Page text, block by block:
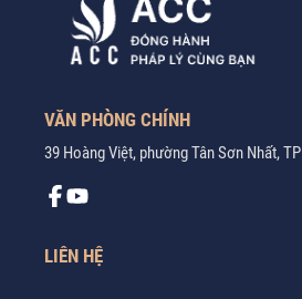
VĂN PHÒNG CHÍNH
39 Hoàng Việt, phường Tân Sơn Nhất,
LIÊN HỆ